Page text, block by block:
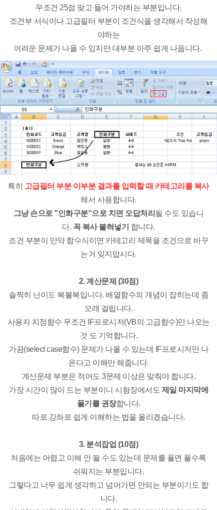
무조건 25점 맞고 들어 가야하는 부분입니다.
조건부 서식이나 고급필터 부분이 조건식을 생각해서 작성해
야하는
어려운 문제가 나올 수 있지만대부분 아주 쉽게 나옵니다.
특히 고급필터 부분 이부분 결과를 입력할 때 카테고리를 복사
해서 사용합니다.
그냥 손으로 "인화구분"으로 치면 오답처리 될 수도 있습니
다. 꼭 복사 붙혀넣기 합니다.
조건 부분이 만약 함수식이면 카테고리 제목을 조건으로 바꾸
는거 잊지맙시다.
2. 계산문제 (30점)
솔찍히 난이도 복불복입니다. 배열함수의 개념이 잡히는데 좀
오래 걸립니다.
사용자 지정함수 무조건 IF프로시저(VB의 고급함수)만 나오는
것 도 기억합니다.
가끔(select case함수) 문제가 나올 수 있는데 IF프로시저만 나
온다고 이해만 해줍니다.
계산문제 부분은 적어도 3문제 이상은 맞춰야 합니다.
가장 시간이 많이 드는 부분이니 시험장에서도 제일 마지막에
풀기를 권장합니다.
따로 강좌로 쉽게 이해하는 법을 올리겠습니다.
3. 분석잡업 (10점)
처음에는 어렵고 이해 안 될 수도 있는데 문제를 풀면 풀수록
쉬워지는 부분입니다.
그렇다고 너무 쉽게 생각하고 넘어가면 안되는 부분이기도 합
니다.